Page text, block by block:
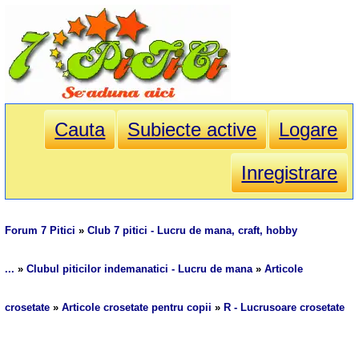
Cauta Subiecte active
Logare
Inregistrare
Forum 7 Pitici »Club 7 pitici - Lucru de mana, craft, hobby
... »Clubul piticilor indemanatici - Lucru de mana»Articole
crosetate »Articole crosetate pentru copii » R - Lucrusoare crosetate